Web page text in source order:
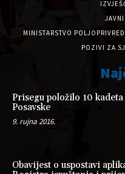
MINISTARSTVO
POZIVI ZA
Prisegu položilo 10
Posavske
9. rujna 2016.
Obavijest o uspostavi